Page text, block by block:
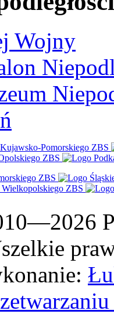
Wojny